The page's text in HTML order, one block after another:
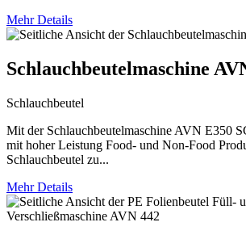
Mehr Details
Schlauchbeutelmaschine
Schlauchbeutel
Mit der Schlauchbeutelmaschine AVN E350
mit hoher Leistung Food- und Non-Food
Schlauchbeutel zu...
Mehr Details